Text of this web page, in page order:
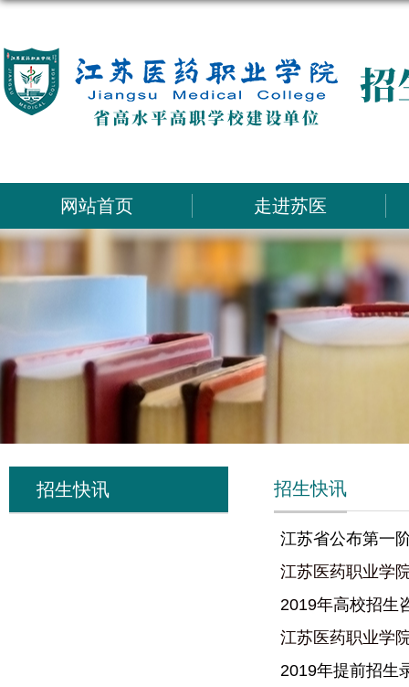
网站首页 走进苏医
招生快讯 招生快讯
江苏省公布第一
江苏医药职业学
2019年高校招生
江苏医药职业学
2019年提前招生